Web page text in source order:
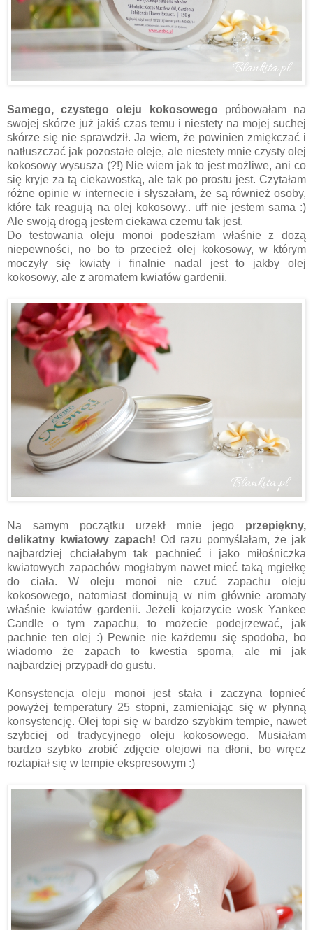
Samego, czystego oleju kokosowego próbowałam na
swojej skórze już jakiś czas temu i niestety na mojej suchej
skórze się nie sprawdził. Ja wiem, że powinien zmiękczać i
natłuszczać jak pozostałe oleje, ale niestety mnie czysty olej
kokosowy wysusza (?!) Nie wiem jak to jest możliwe, ani co
się kryje za tą ciekawostką, ale tak po prostu jest. Czytałam
różne opinie w internecie i słyszałam, że są również osoby,
które tak reagują na olej kokosowy.. uff nie jestem sama :)
Ale swoją drogą jestem ciekawa czemu tak jest.
Do testowania oleju monoi podeszłam właśnie z dozą
niepewności, no bo to przecież olej kokosowy, w którym
moczyły się kwiaty i finalnie nadal jest to jakby olej
kokosowy, ale z aromatem kwiatów gardenii.
Na samym początku urzekł mnie jego przepiękny,
delikatny kwiatowy zapach! Od razu pomyślałam, że jak
najbardziej chciałabym tak pachnieć i jako miłośniczka
kwiatowych zapachów mogłabym nawet mieć taką mgiełkę
do ciała. W oleju monoi nie czuć zapachu oleju
kokosowego, natomiast dominują w nim głównie aromaty
właśnie kwiatów gardenii. Jeżeli kojarzycie wosk Yankee
Candle o tym zapachu, to możecie podejrzewać, jak
pachnie ten olej :) Pewnie nie każdemu się spodoba, bo
wiadomo że zapach to kwestia sporna, ale mi jak
najbardziej przypadł do gustu.
Konsystencja oleju monoi jest stała i zaczyna topnieć
powyżej temperatury 25 stopni, zamieniając się w płynną
konsystencję. Olej topi się w bardzo szybkim tempie, nawet
szybciej od tradycyjnego oleju kokosowego. Musiałam
bardzo szybko zrobić zdjęcie olejowi na dłoni, bo wręcz
roztapiał się w tempie ekspresowym :)